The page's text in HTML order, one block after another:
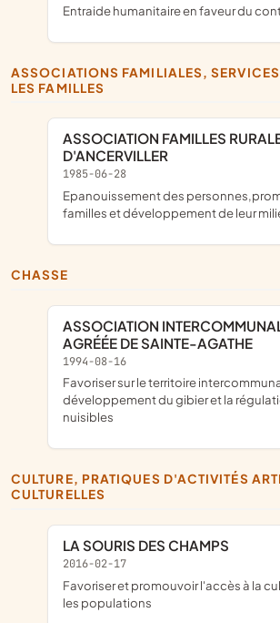
entraide humanitaire en faveur du
ASSOCIATIONS FAMILIALES, SERVICES SOCIAUX POUR
LES FAMILLES
ASSOCIATION FAMILLES RURALES
D'ANCERVILLER
1985-06-28
Epanouissement des personnes,promotion des
familles et développement de leur
CHASSE
ASSOCIATION INTERCOMMUNALE DE CHASSE
AGRÉÉE DE SAINTE-AGATHE
1994-08-16
favoriser sur le territoire intercommunal le
développement du gibier et la
nuisibles
CULTURE, PRATIQUES D'ACTIVITÉS ARTISTIQUES,
CULTURELLES
LA SOURIS DES CHAMPS
2016-02-17
favoriser et promouvoir l'accès à la culture pour toutes
les populations